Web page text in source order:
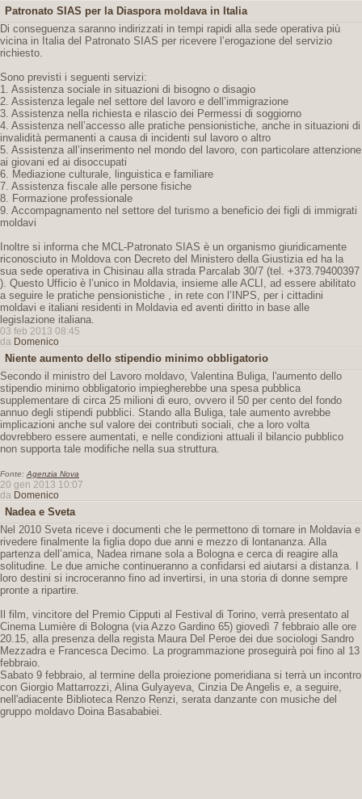
Patronato SIAS per la Diaspora moldava in Italia
Di conseguenza saranno indirizzati in tempi rapidi alla sede operativa più
vicina in Italia del Patronato SIAS per ricevere l’erogazione del servizio
richiesto.
Sono previsti i seguenti servizi:
1. Assistenza sociale in situazioni di bisogno o disagio
2. Assistenza legale nel settore del lavoro e dell’immigrazione
3. Assistenza nella richiesta e rilascio dei Permessi di soggiorno
4. Assistenza nell’accesso alle pratiche pensionistiche, anche in situazioni di
invalidità permanenti a causa di incidenti sul lavoro o altro
5. Assistenza all’inserimento nel mondo del lavoro, con particolare attenzione
ai giovani ed ai disoccupati
6. Mediazione culturale, linguistica e familiare
7. Assistenza fiscale alle persone fisiche
8. Formazione professionale
9. Accompagnamento nel settore del turismo a beneficio dei figli di immigrati
moldavi
Inoltre si informa che MCL-Patronato SIAS è un organismo giuridicamente
riconosciuto in Moldova con Decreto del Ministero della Giustizia ed ha la
sua sede operativa in Chisinau alla strada Parcalab 30/7 (tel. +373.79400397
). Questo Ufficio è l’unico in Moldavia, insieme alle ACLI, ad essere abilitato
a seguire le pratiche pensionistiche , in rete con l’INPS, per i cittadini
moldavi e italiani residenti in Moldavia ed aventi diritto in base alle
legislazione italiana.
03 feb 2013 08:45
da Domenico
Niente aumento dello stipendio minimo obbligatorio
Secondo il ministro del Lavoro moldavo, Valentina Buliga, l'aumento dello
stipendio minimo obbligatorio impiegherebbe una spesa pubblica
supplementare di circa 25 milioni di euro, ovvero il 50 per cento del fondo
annuo degli stipendi pubblici. Stando alla Buliga, tale aumento avrebbe
implicazioni anche sul valore dei contributi sociali, che a loro volta
dovrebbero essere aumentati, e nelle condizioni attuali il bilancio pubblico
non supporta tale modifiche nella sua struttura.
Fonte: Agenzia Nova
20 gen 2013 10:07
da Domenico
Nadea e Sveta
Nel 2010 Sveta riceve i documenti che le permettono di tornare in Moldavia e
rivedere finalmente la figlia dopo due anni e mezzo di lontananza. Alla
partenza dell’amica, Nadea rimane sola a Bologna e cerca di reagire alla
solitudine. Le due amiche continueranno a confidarsi ed aiutarsi a distanza. I
loro destini si incroceranno fino ad invertirsi, in una storia di donne sempre
pronte a ripartire.
Il film, vincitore del Premio Cipputi al Festival di Torino, verrà presentato al
Cinema Lumière di Bologna (via Azzo Gardino 65) giovedì 7 febbraio alle ore
20.15, alla presenza della regista Maura Del Peroe dei due sociologi Sandro
Mezzadra e Francesca Decimo. La programmazione proseguirà poi fino al 13
febbraio.
Sabato 9 febbraio, al termine della proiezione pomeridiana si terrà un incontro
con Giorgio Mattarrozzi, Alina Gulyayeva, Cinzia De Angelis e, a seguire,
nell'adiacente Biblioteca Renzo Renzi, serata danzante con musiche del
gruppo moldavo Doina Basababiei.